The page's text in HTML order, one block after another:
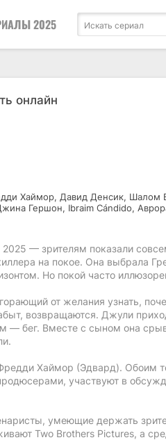
2025
онлайн
Хаймор, Давид Денсик, Шалом
Гершон, Ibraim Cándido,
— зрителям показали
на покое. Она выбрала
Но покой часто
от желания узнать,
возвращаются. Джули
— бег. Вместе с сыном она
Хаймор (Эдвард). Обоим
участвуют в
умеющие держать
Two Brothers Pictures, а